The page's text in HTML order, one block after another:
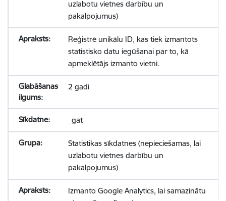
uzlabotu vietnes darbību un
pakalpojumus)
Reģistrē unikālu ID, kas tiek izmantots
statistisko datu iegūšanai par to, kā
apmeklētājs izmanto vietni.
2 gadi
_gat
Statistikas sīkdatnes (nepieciešamas, lai
uzlabotu vietnes darbību un
pakalpojumus)
Izmanto Google Analytics, lai samazinātu